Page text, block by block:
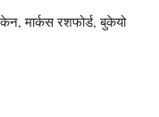
केन, मार्कस रशफोर्ड, बुकेयो